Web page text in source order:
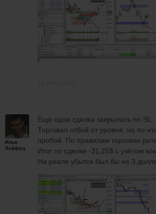
Илья
Хейфец
Ещё одна сделка закрылась по SL.
Торговал отбой от уровня, но по
пробой. По правилам торговли
Итог по сделке -31,25$ с учётом
На реале убыток был бы на 3